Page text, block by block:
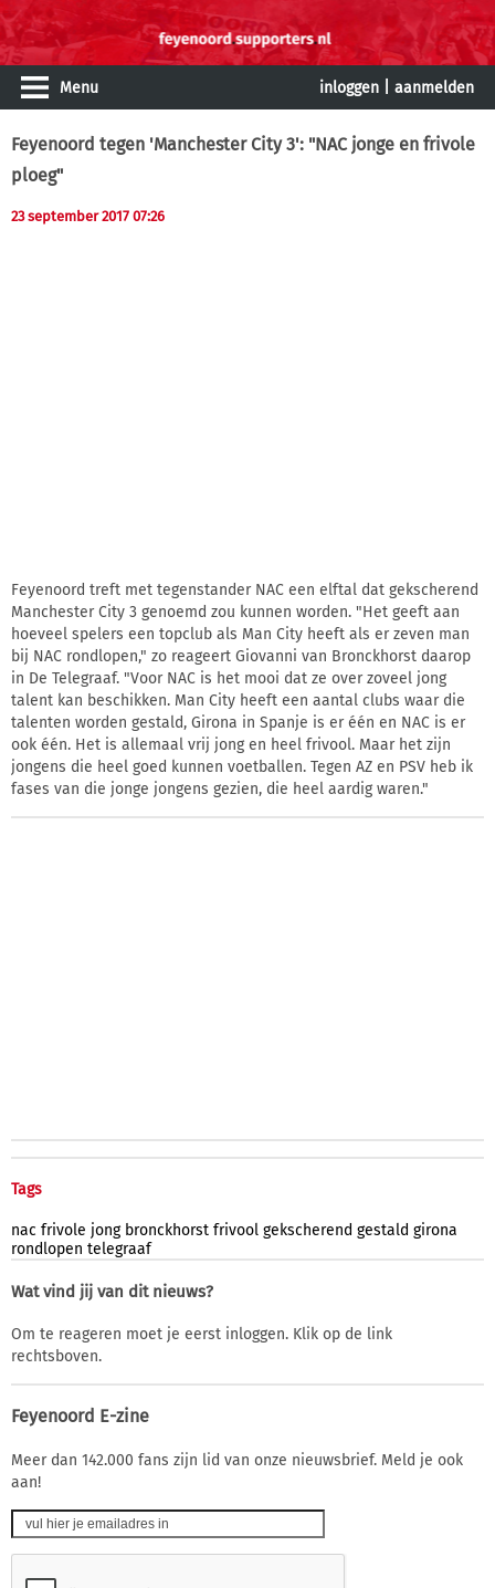
Menu inloggen aanmelden
Feyenoord tegen 'Manchester City 3': "NAC jonge en frivole
ploeg"
23 september 2017 07:26
Feyenoord treft met tegenstander NAC een elftal dat gekscherend
Manchester City 3 genoemd zou kunnen worden. "Het geeft aan
hoeveel spelers een topclub als Man City heeft als er zeven man
bij NAC rondlopen," zo reageert Giovanni van Bronckhorst daarop
in De Telegraaf. "Voor NAC is het mooi dat ze over zoveel jong
talent kan beschikken. Man City heeft een aantal clubs waar die
talenten worden gestald, Girona in Spanje is er één en NAC is er
ook één. Het is allemaal vrij jong en heel frivool. Maar het zijn
jongens die heel goed kunnen voetballen. Tegen AZ en PSV heb ik
fases van die jonge jongens gezien, die heel aardig waren."
Tags
nac frivole jong bronckhorst frivool gekscherend gestald girona
rondlopen telegraaf
Wat vind jij van dit nieuws?
Om te reageren moet je eerst inloggen. Klik op de link
rechtsboven.
Feyenoord E-zine
Meer dan 142.000 fans zijn lid van onze nieuwsbrief. Meld je ook
aan!